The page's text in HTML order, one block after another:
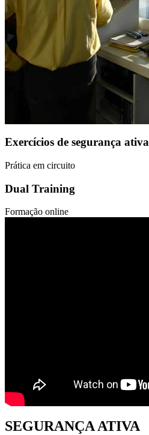
Exercícios de segurança ativa
Prática em circuito
Dual Training
Formação online
SEGURANÇA ATIVA